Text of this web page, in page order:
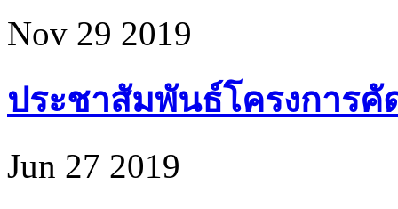
Nov 29 2019
ประชาสัมพันธ์โครงการคั
Jun 27 2019